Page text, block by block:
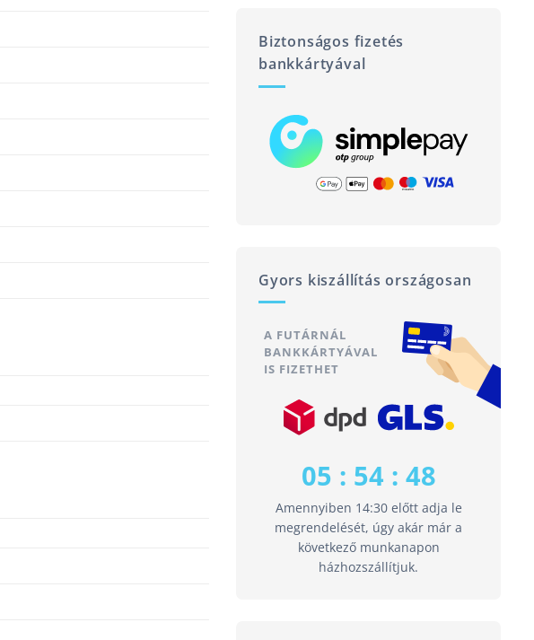
Biztonságos fizetés
bankkártyával
Gyors kiszállítás országosan
A FUTÁRNÁL
BANKKÁRTYÁVAL
IS FIZETHET
05 : 54 : 48
Amennyiben 14:30 előtt adja le
megrendelését, úgy akár már a
következő munkanapon
házhozszállítjuk.